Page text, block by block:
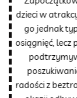
dzieci w
go jednak
osiągnięć, lecz
radości z